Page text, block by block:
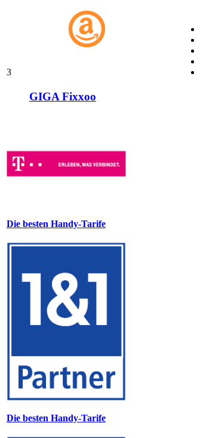
3
GIGA Fixxoo
Die besten Handy-Tarife
Die besten Handy-Tarife